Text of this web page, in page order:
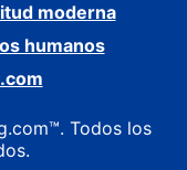
moderna
humanos
Todos los